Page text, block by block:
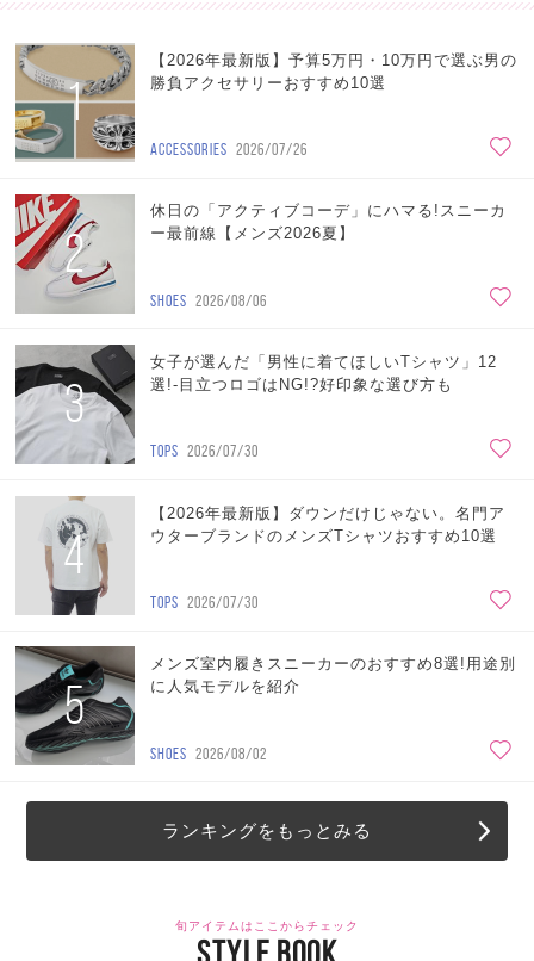
1
【2026年最新版】予算5万円・10万円で選ぶ男の
勝負アクセサリーおすすめ10選
ACCESSORIES 2026/07/26
2
休日の「アクティブコーデ」にハマる!スニーカ
ー最前線【メンズ2026夏】
SHOES 2026/08/06
3
女子が選んだ「男性に着てほしいTシャツ」12
選!-目立つロゴはNG!?好印象な選び方も
TOPS 2026/07/30
4
【2026年最新版】ダウンだけじゃない。名門ア
ウターブランドのメンズTシャツおすすめ10選
TOPS 2026/07/30
5
メンズ室内履きスニーカーのおすすめ8選!用途別
に人気モデルを紹介
SHOES 2026/08/02
ランキングをもっとみる
旬アイテムはここからチェック